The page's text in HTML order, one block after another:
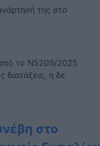
της στο
από το Ν5209/2025
διατάξεις, η δε
στο